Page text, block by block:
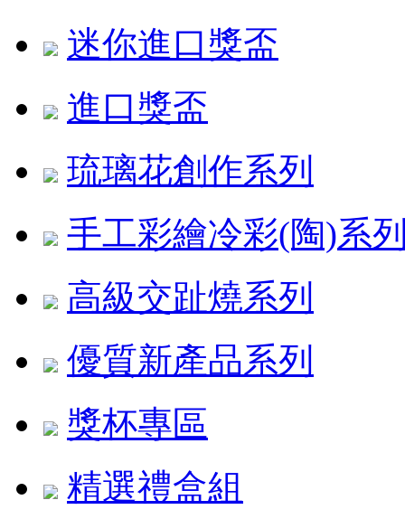
迷你進口獎盃
進口獎盃
琉璃花創作系列
手工彩繪冷彩(陶)系
高級交趾燒系列
優質新產品系列
獎杯專區
精選禮盒組